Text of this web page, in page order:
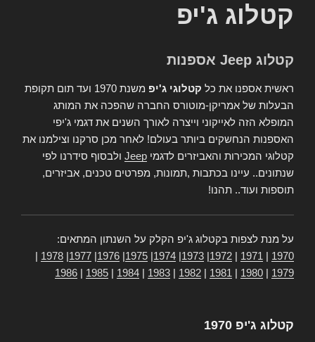
קטלוג ג'יפ
קטלוג Jeep אספנות
ראשית אספנו את כל קטלוגי ג'יפ
משנת 1970 ועד תום תקופת
הבעלות של אמריקן-מוטורס החברה שהפכה את המותג
המופלא הזה לאייקוני וייצרה לאורך השנים את דגמי ג'יפי
האספנות הנחשקים ביותר בעולם! לאחר מכן סרקנו וצילמנו את
קטלוגי המכירות והאביזרים לדגמי Jeep ולבסוף סידרנו לפי
שנתונים.. עיינו בכתבות ,תמונות, מפרטים טכנים, אביזרים,
תוספות ועוד.. תהנו!
על מנת לצפות בקטלוג ג'יפ הקלק על השנתון המתאים:
1970
1971
1972
1973
1974
1975
1976
1977
1978
1979
1980
1981
1982
1983
1984
1985
1986
קטלוג ג'יפ 1970